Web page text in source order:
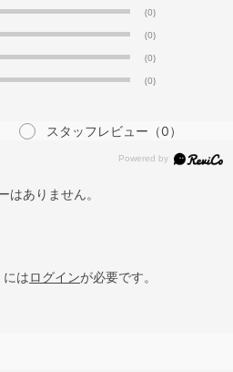
(0)
(0)
(0)
(0)
スタッフレビュー （0）
はありません。
はログインが必要です。